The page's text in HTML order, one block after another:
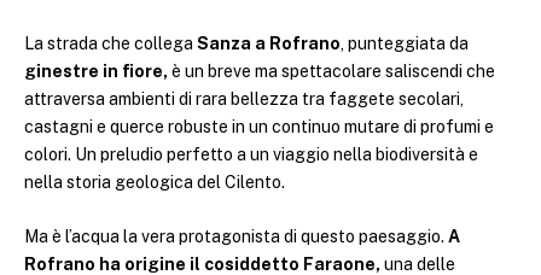
La strada che collega Sanza a Rofrano, punteggiata da
ginestre in fiore, è un breve ma spettacolare saliscendi che
attraversa ambienti di rara bellezza tra faggete secolari,
castagni e querce robuste in un continuo mutare di profumi e
colori. Un preludio perfetto a un viaggio nella biodiversità e
nella storia geologica del Cilento.
Ma è l’acqua la vera protagonista di questo paesaggio. A
Rofrano ha origine il cosiddetto Faraone, una delle